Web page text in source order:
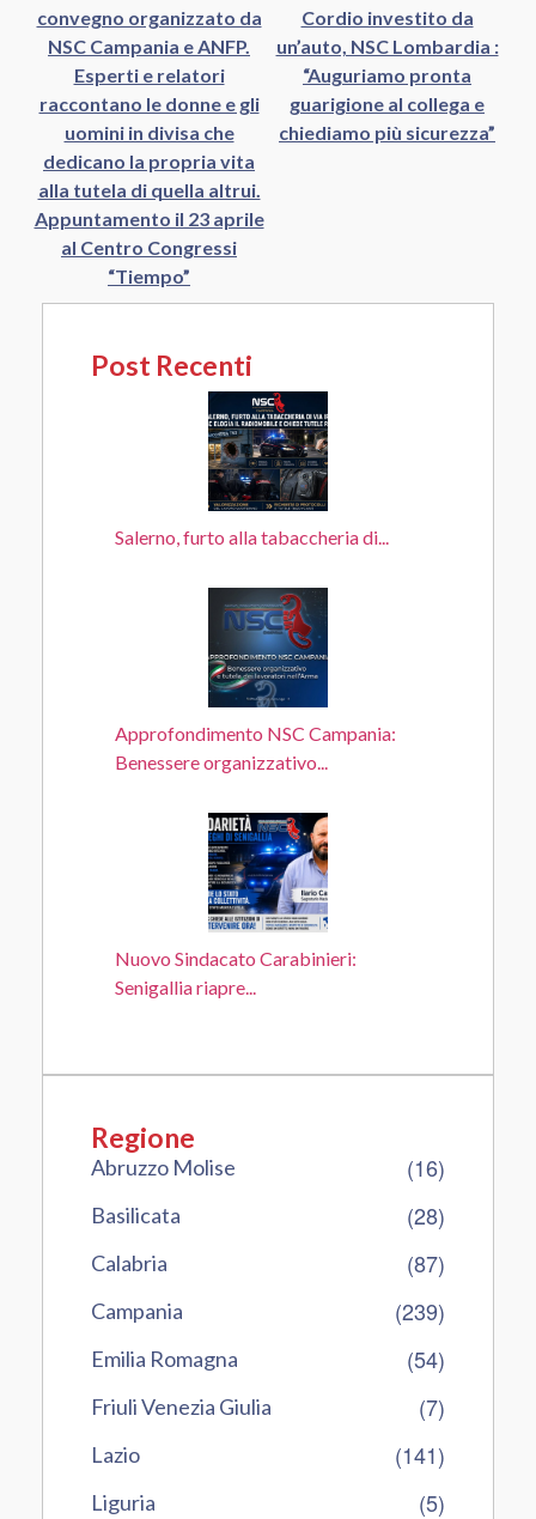
convegno organizzato da
NSC Campania e ANFP.
Esperti e relatori
raccontano le donne e gli
uomini in divisa che
dedicano la propria vita
alla tutela di quella altrui.
Appuntamento il 23 aprile
al Centro Congressi
“Tiempo”
Cordio investito da
un’auto, NSC Lombardia :
“Auguriamo pronta
guarigione al collega e
chiediamo più sicurezza”
Post Recenti
Salerno, furto alla tabaccheria di...
Approfondimento NSC Campania:
Benessere organizzativo...
Nuovo Sindacato Carabinieri:
Senigallia riapre...
Regione
Abruzzo Molise (16)
Basilicata (28)
Calabria (87)
Campania (239)
Emilia Romagna (54)
Friuli Venezia Giulia (7)
Lazio (141)
Liguria (5)